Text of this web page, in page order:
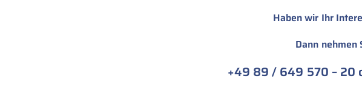
Haben wir Ihr
Dann
+49 89 / 649 570 – 20